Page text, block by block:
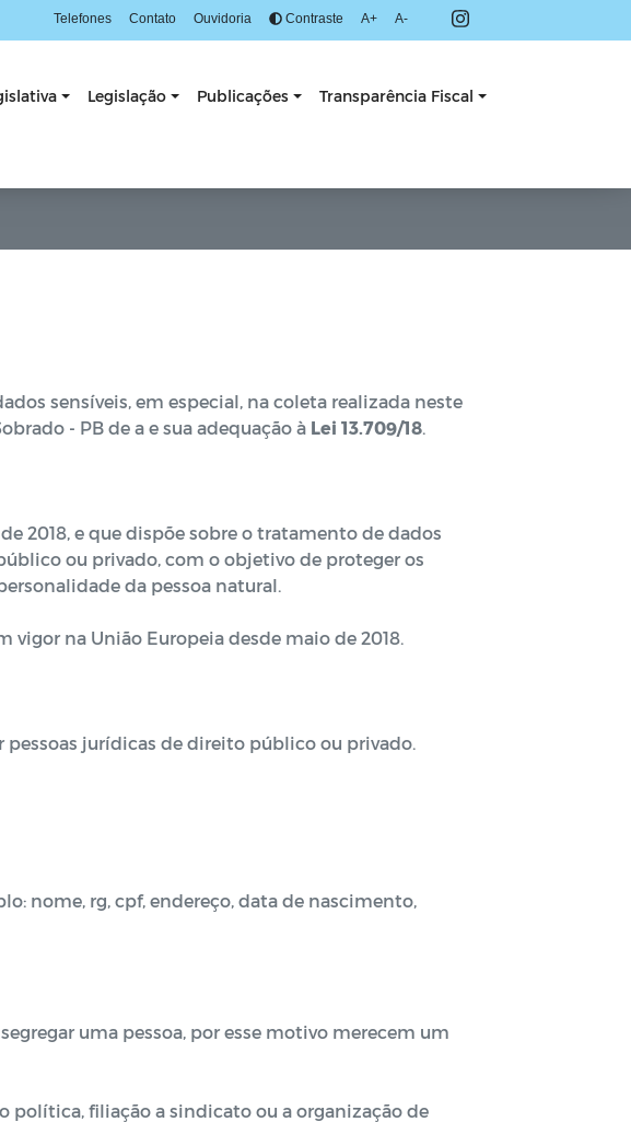
Telefones Contato Ouvidoria Contraste A+ A-
Legislação Publicações Transparência Fiscal
sensíveis, em especial, na coleta realizada neste
- PB de a e sua adequação à Lei 13.709/18
2018, e que dispõe sobre o tratamento de dados
ou privado, com o objetivo de proteger os
da pessoa natural.
vigor na União Europeia desde maio de 2018.
pessoas jurídicas de direito público ou privado.
nome, rg, cpf, endereço, data de nascimento,
uma pessoa, por esse motivo merecem um
política, filiação a sindicato ou a organização de